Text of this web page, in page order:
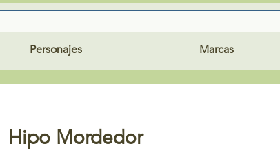
Personajes Marcas
Hipo Mordedor